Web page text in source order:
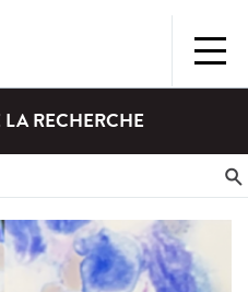
RECHERCHE